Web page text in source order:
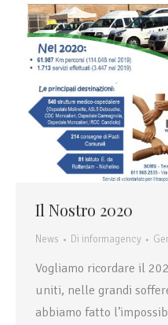
Il Nostro 2020
News Di informagency
Vogliamo ricordare il
uniti, nelle grandi
abbiamo fatto